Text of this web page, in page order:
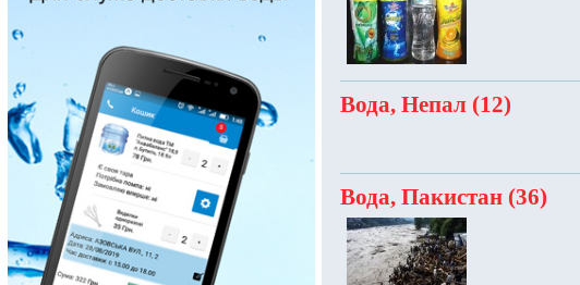
Вода, Непал (12)
Вода, Пакистан (36)